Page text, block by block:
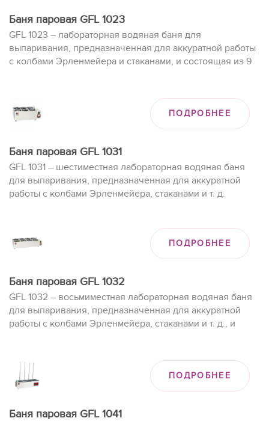
Баня паровая GFL 1023
GFL 1023 – лабораторная водяная баня для
выпаривания, предназначенная для аккуратной работы
с колбами Эрленмейера и стаканами, и состоящая из 9
ПОДРОБНЕЕ
Баня паровая GFL 1031
GFL 1031 – шестиместная лабораторная водяная баня
для выпаривания, предназначенная для аккуратной
работы с колбами Эрленмейера, стаканами и т. д.
ПОДРОБНЕЕ
Баня паровая GFL 1032
GFL 1032 – восьмиместная лабораторная водяная баня
для выпаривания, предназначенная для аккуратной
работы с колбами Эрленмейера, стаканами и т. д., и
ПОДРОБНЕЕ
Баня паровая GFL 1041